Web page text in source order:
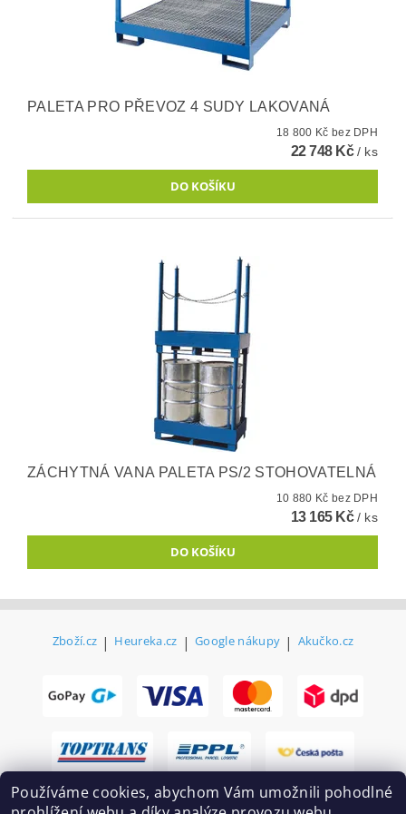
PALETA PRO PŘEVOZ 4 SUDY LAKOVANÁ
18 800 Kč bez DPH
22 748 Kč/ ks
ZÁCHYTNÁ VANA PALETA PS/2 STOHOVATELNÁ
10 880 Kč bez DPH
13 165 Kč/ ks
Zboží.cz | Heureka.cz | Google nákupy | Akučko.cz
Používáme cookies, abychom Vám umožnili pohodlné